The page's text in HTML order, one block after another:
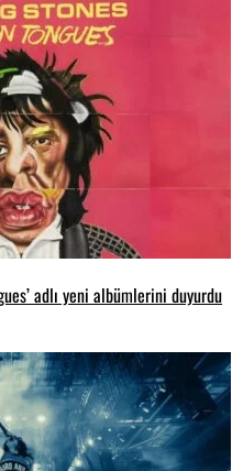
adlı yeni albümlerini duyurdu